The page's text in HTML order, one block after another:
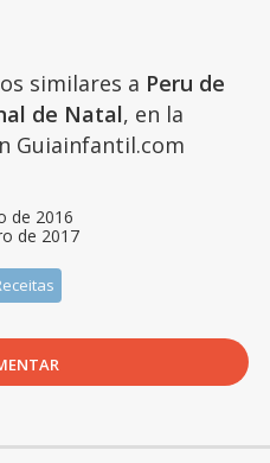
similares a Peru de
de Natal, en la
Guiainfantil.com
de 2016
de 2017